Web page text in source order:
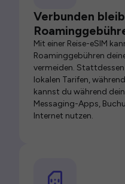
Verbunden
Mit einer Reise-eSIM
Roaminggebühren
vermeiden.
lokalen Tarifen,
kannst du während
Messaging-Apps,
Internet nutzen.